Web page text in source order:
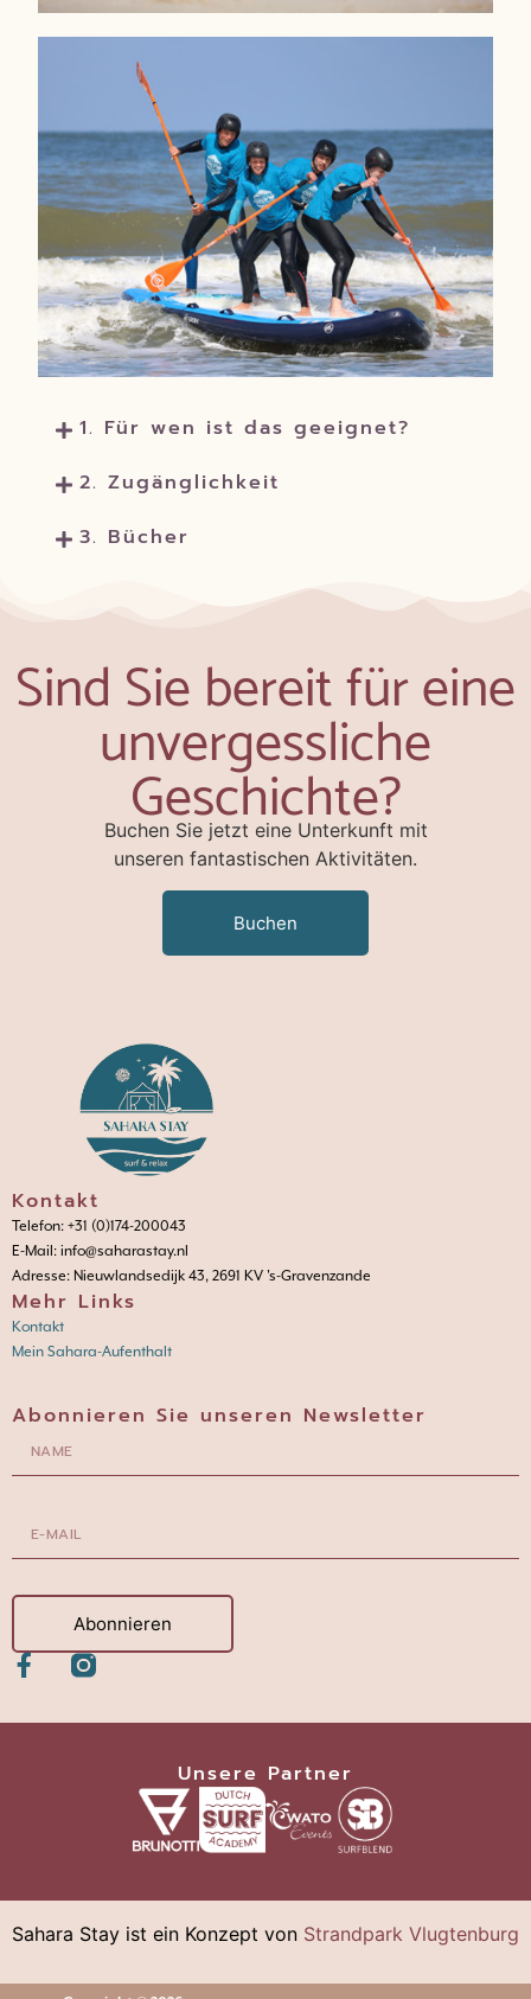
1. Für wen ist das geeignet?
2. Zugänglichkeit
3. Bücher
Sind Sie bereit für eine
unvergessliche
Geschichte?
Buchen Sie jetzt eine Unterkunft mit
unseren fantastischen Aktivitäten.
Buchen
Kontakt
Telefon: +31 (0)174-200043
E-Mail: info@saharastay.nl
Adresse: Nieuwlandsedijk 43, 2691 KV 's-Gravenzande
Mehr Links
Kontakt
Mein Sahara-Aufenthalt
Abonnieren Sie unseren Newsletter
Abonnieren
Unsere Partner
Sahara Stay ist ein Konzept von Strandpark Vlugtenburg